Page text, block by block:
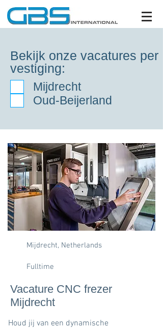
Bekijk onze vacatures per
vestiging:
Mijdrecht
Oud-Beijerland
Mijdrecht, Netherlands
Vacature CNC frezer
Mijdrecht
Fulltime
Houd jij van een dynamische